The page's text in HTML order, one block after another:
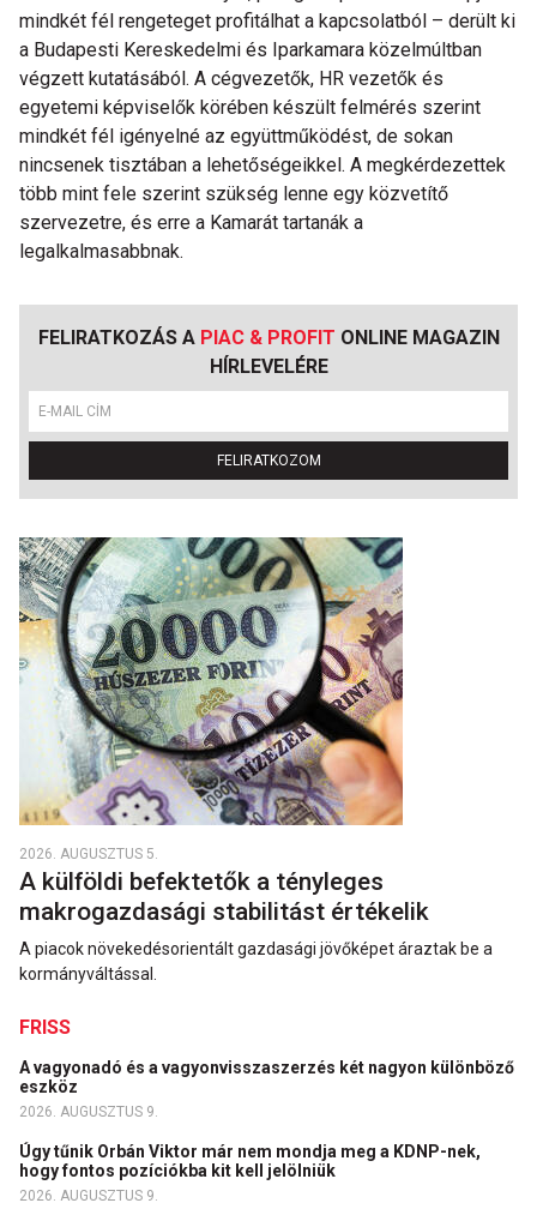
mindkét fél rengeteget profitálhat a kapcsolatból – derült ki
a Budapesti Kereskedelmi és Iparkamara közelmúltban
végzett kutatásából. A cégvezetők, HR vezetők és
egyetemi képviselők körében készült felmérés szerint
mindkét fél igényelné az együttműködést, de sokan
nincsenek tisztában a lehetőségeikkel. A megkérdezettek
több mint fele szerint szükség lenne egy közvetítő
szervezetre, és erre a Kamarát tartanák a
legalkalmasabbnak.
FELIRATKOZÁS A PIAC & PROFIT ONLINE MAGAZIN
HÍRLEVELÉRE
FELIRATKOZOM
2026. AUGUSZTUS 5.
A külföldi befektetők a tényleges
makrogazdasági stabilitást értékelik
A piacok növekedésorientált gazdasági jövőképet áraztak be a
kormányváltással.
FRISS
A vagyonadó és a vagyonvisszaszerzés két nagyon különböző
eszköz
2026. AUGUSZTUS 9.
Úgy tűnik Orbán Viktor már nem mondja meg a KDNP-nek,
hogy fontos pozíciókba kit kell jelölniük
2026. AUGUSZTUS 9.